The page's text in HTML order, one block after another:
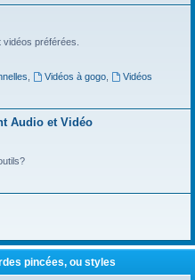
préférées.
Vidéos à gogo,
Vidéos
Audio et Vidéo
pincées, ou styles